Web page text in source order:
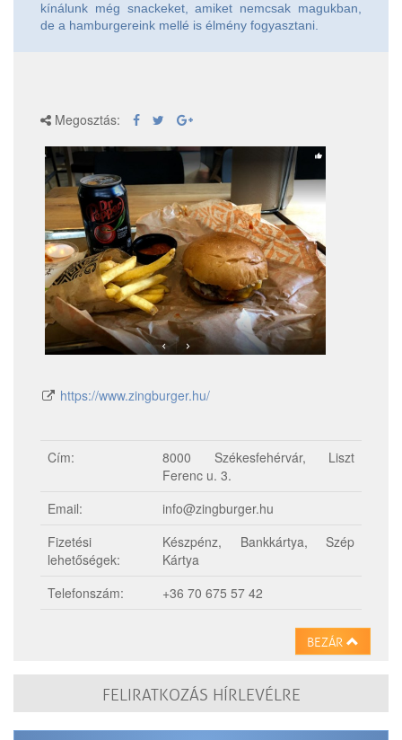
kínálunk még snackeket, amiket nemcsak magukban,
de a hamburgereink mellé is élmény fogyasztani.
Megosztás:
https://www.zingburger.hu/
Cím:
8000 Székesfehérvár, Liszt
Ferenc u. 3.
Email:
info@zingburger.hu
Fizetési
lehetőségek:
Készpénz, Bankkártya, Szép
Kártya
Telefonszám:
+36 70 675 57 42
BEZÁR
FELIRATKOZÁS HÍRLEVÉLRE